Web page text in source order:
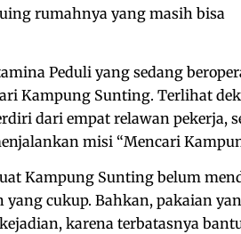
rumahnya yang masih bisa
Peduli yang sedang
Kampung Sunting. Terlihat
dari empat relawan pekerja,
misi “Mencari
Kampung Sunting belum
cukup. Bahkan, pakaian
karena terbatasnya